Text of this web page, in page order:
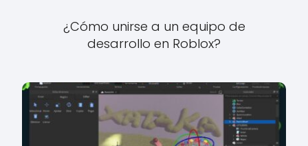
¿Cómo unirse a un equipo de
desarrollo en Roblox?